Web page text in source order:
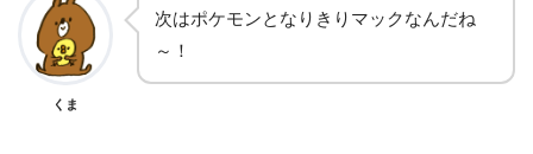
くま
次はポケモンとなりきりマックなんだね
～！